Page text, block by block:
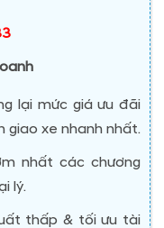
lại mức giá ưu đãi
giao xe nhanh nhất.
nhất các chương
lý.
thấp & tối ưu tài